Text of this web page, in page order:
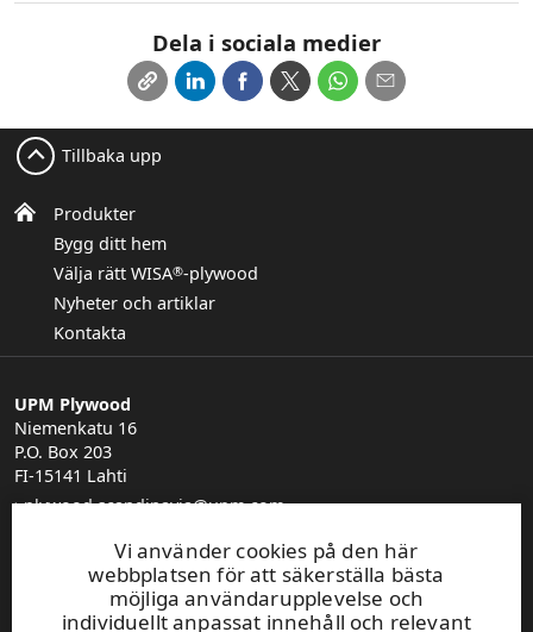
Dela i sociala medier
Vi använder cookies på den här
webbplatsen för att säkerställa bästa
möjliga användarupplevelse och
individuellt anpassat innehåll och relevant
Produkter
Bygg ditt hem
Välja rätt WISA®-plywood
Nyheter och artiklar
Kontakta
Tillbaka upp
UPM Plywood
Niemenkatu 16
P.O. Box 203
FI-15141 Lahti
plywood.scandinavia@upm.com
General Sales Conditions
UPM Code of Conduct